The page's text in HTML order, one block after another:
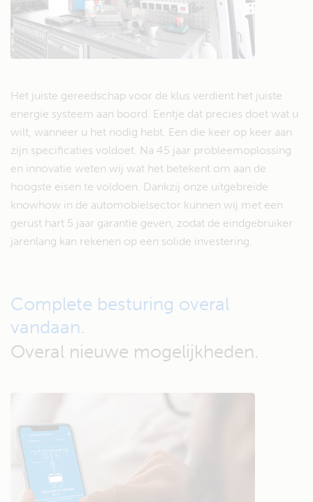
Het juiste gereedschap voor de klus verdient het juiste
energie systeem aan boord. Eentje dat precies doet wat u
wilt, wanneer u het nodig hebt. Een die keer op keer aan
zijn specificaties voldoet. Na 45 jaar probleemoplossing
en innovatie weten wij wat het betekent om aan de
hoogste eisen te voldoen. Dankzij onze uitgebreide
knowhow in de automobielsector kunnen wij met een
gerust hart 5 jaar garantie geven, zodat de eindgebruiker
jarenlang kan rekenen op een solide investering.
Complete besturing overal
vandaan.
Overal nieuwe mogelijkheden.